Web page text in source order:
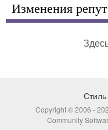
Изменения
Стиль
Copyright © 2006 -
Community